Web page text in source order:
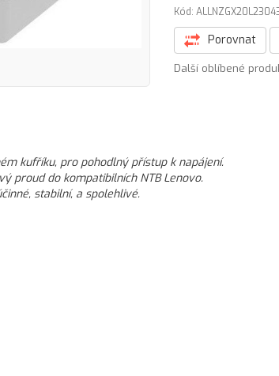
Kód:
Porovnat
Další oblíbené
kufříku, pro pohodlný přístup k napájení.
proud do kompatibilních NTB Lenovo.
stabilní, a spolehlivé.